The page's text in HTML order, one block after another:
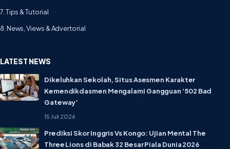
7. Tips & Tutorial
8. News, Views & Advertorial
LATEST NEWS
Dikeluhkan Sekolah, Situs Asesmen Karakter
Kemendikdasmen Mengalami Gangguan ‘502 Bad
Gateway’
15 Juli 2026
Prediksi Skor Inggris Vs Kongo: Ujian Mental The
Three Lions di Babak 32 Besar Piala Dunia 2026